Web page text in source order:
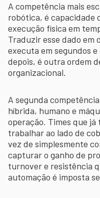
A competência mais
robótica, é capacidade
execução física em
Traduzir esse dado em
executa em segundos
depois, é outra ordem
organizacional.
A segunda
híbrida, humano e
operação. Times que
trabalhar ao lado de
vez de simplesmente
capturar o ganho de
turnover e resistência
automação é imposta